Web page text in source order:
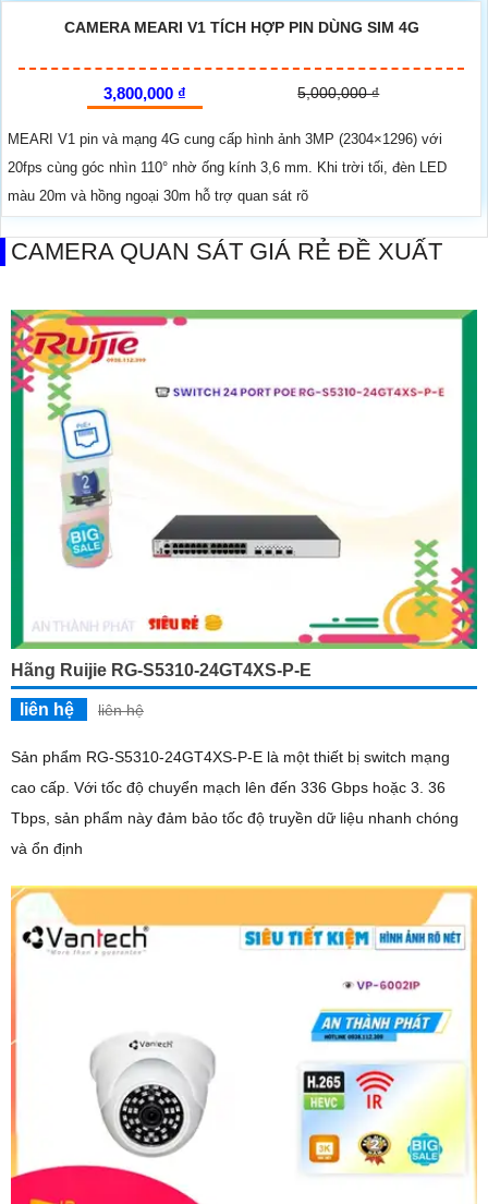
CAMERA MEARI V1 TÍCH HỢP PIN DÙNG SIM 4G
3,800,000 ₫ 5,000,000 ₫
MEARI V1 pin và mạng 4G cung cấp hình ảnh 3MP (2304×1296) với
20fps cùng góc nhìn 110° nhờ ống kính 3,6 mm. Khi trời tối, đèn LED
màu 20m và hồng ngoại 30m hỗ trợ quan sát rõ
CAMERA QUAN SÁT GIÁ RẺ ĐỀ XUẤT
Hãng Ruijie RG-S5310-24GT4XS-P-E
liên hệ liên hệ
Sản phẩm RG-S5310-24GT4XS-P-E là một thiết bị switch mạng
cao cấp. Với tốc độ chuyển mạch lên đến 336 Gbps hoặc 3. 36
Tbps, sản phẩm này đảm bảo tốc độ truyền dữ liệu nhanh chóng
và ổn định